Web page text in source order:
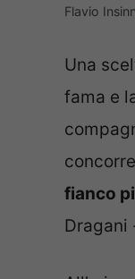
Flavio
Una
fama e
fianco
Dragani